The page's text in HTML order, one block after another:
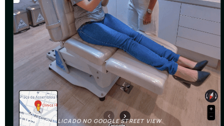
TOUR PUBLICADO NO GOOGLE STREET VIEW